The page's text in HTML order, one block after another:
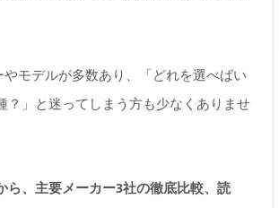
モデルが多数あり、「どれを選べばい
」と迷ってしまう方も少なくありませ
ら、主要メーカー3社の徹底比較、読